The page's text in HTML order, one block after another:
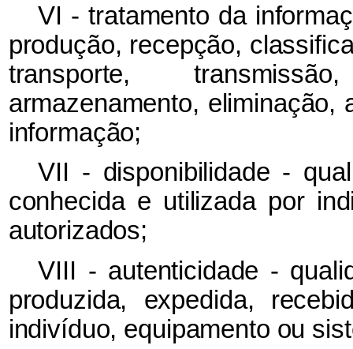
VI - tratamento da
produção, recepção,
transporte,
armazenamento, eliminação,
informação;
VII - disponibilidade -
conhecida e utilizada por
autorizados;
VIII - autenticidade -
produzida, expedida,
indivíduo, equipamento ou